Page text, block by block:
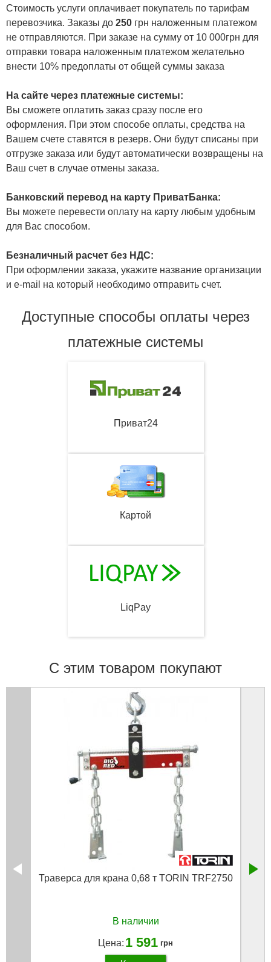
Стоимость услуги оплачивает покупатель по тарифам
перевозчика. Заказы до 250 грн наложенным платежом
не отправляются. При заказе на сумму от 10 000грн для
отправки товара наложенным платежом желательно
внести 10% предоплаты от общей суммы заказа
На сайте через платежные системы:
Вы сможете оплатить заказ сразу после его
оформления. При этом способе оплаты, средства на
Вашем счете ставятся в резерв. Они будут списаны при
отгрузке заказа или будут автоматически возвращены на
Ваш счет в случае отмены заказа.
Банковский перевод на карту ПриватБанка:
Вы можете перевести оплату на карту любым удобным
для Вас способом.
Безналичный расчет без НДС:
При оформлении заказа, укажите название организации
и e-mail на который необходимо отправить счет.
Доступные способы оплаты через
платежные системы
Приват24
Картой
LiqPay
С этим товаром покупают
Траверса для крана 0,68 т TORIN TRF2750
В наличии
Цена: 1 591 грн